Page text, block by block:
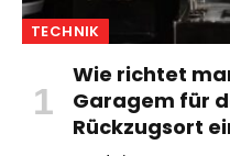
TECHNIK
Wie richtet
Garagem für
Rückzugsort